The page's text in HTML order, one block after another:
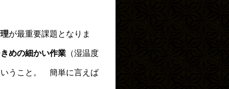
が最重要課題となりま
めの細かい作業 （湿温度
いうこと。 簡単に言えば